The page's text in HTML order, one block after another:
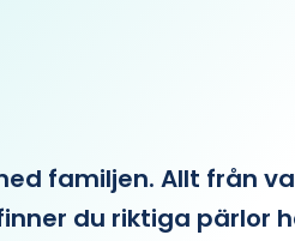
familjen. Allt från
du riktiga pärlor